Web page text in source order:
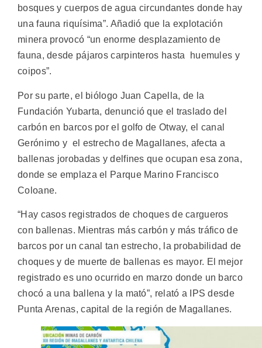
bosques y cuerpos de agua circundantes donde hay
una fauna riquísima”. Añadió que la explotación
minera provocó “un enorme desplazamiento de
fauna, desde pájaros carpinteros hasta huemules y
coipos”.
Por su parte, el biólogo Juan Capella, de la
Fundación Yubarta, denunció que el traslado del
carbón en barcos por el golfo de Otway, el canal
Gerónimo y el estrecho de Magallanes, afecta a
ballenas jorobadas y delfines que ocupan esa zona,
donde se emplaza el Parque Marino Francisco
Coloane.
“Hay casos registrados de choques de cargueros
con ballenas. Mientras más carbón y más tráfico de
barcos por un canal tan estrecho, la probabilidad de
choques y de muerte de ballenas es mayor. El mejor
registrado es uno ocurrido en marzo donde un barco
chocó a una ballena y la mató”, relató a IPS desde
Punta Arenas, capital de la región de Magallanes.